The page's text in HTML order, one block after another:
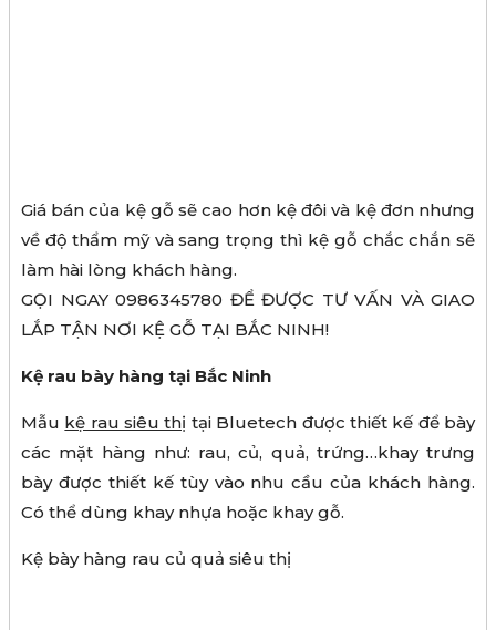
Giá bán của kệ gỗ sẽ cao hơn kệ đôi và kệ đơn nhưng
về độ thẩm mỹ và sang trọng thì kệ gỗ chắc chắn sẽ
làm hài lòng khách hàng.
GỌI NGAY 0986345780 ĐỂ ĐƯỢC TƯ VẤN VÀ GIAO
LẮP TẬN NƠI KỆ GỖ TẠI BẮC NINH!
Kệ rau bày hàng tại Bắc Ninh
Mẫu kệ rau siêu thị tại Bluetech được thiết kế để bày
các mặt hàng như: rau, củ, quả, trứng…khay trưng
bày được thiết kế tùy vào nhu cầu của khách hàng.
Có thể dùng khay nhựa hoặc khay gỗ.
Kệ bày hàng rau củ quả siêu thị